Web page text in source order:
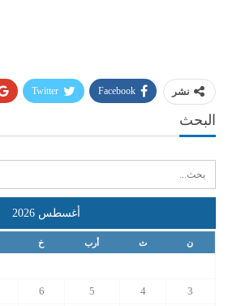
نشر Facebook
Twitter
البحث
أغسطس 2026
ن ث أرب خ
3
4
5
6